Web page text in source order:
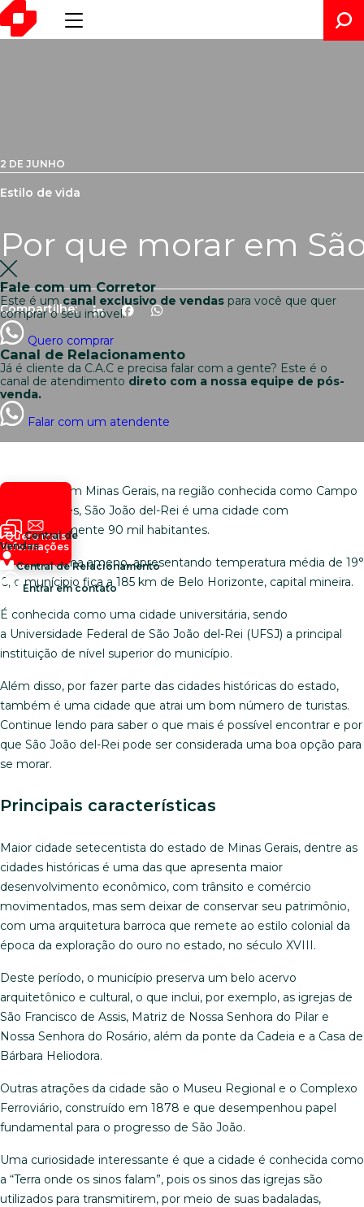
Fale com um Corretor
Este é umcanal exclusivo de vendas para você que quer
comprar o seu imóvel.
Quero comprar
Canal de Relacionamento
Já é cliente da C.A.C e precisa falar com a gente? Este é o
canal de atendimento direto com a nossa equipe de pós-
venda.
Falar com um atendente
Quero mais
informações
Central de
Vendas
Central de Relacionamento
Entrar em contato
2 DE JUNHO
Estilo de vida
Por que morar em
Compartilhe: LinkedInFacebookWhatsApp
Localizada em Minas Gerais, na região conhecida como Campo
das Vertentes, São João del-Rei é uma cidade com
aproximadamente 90 mil habitantes.
Com um clima ameno, apresentando temperatura média de 19°
C, o munícipio fica a 185 km de Belo Horizonte, capital mineira.
É conhecida como uma cidade universitária, sendo
a Universidade Federal de São João del-Rei (UFSJ) a principal
instituição de nível superior do município.
Além disso, por fazer parte das cidades históricas do estado,
também é uma cidade que atrai um bom número de turistas.
Continue lendo para saber o que mais é possível encontrar e por
que São João del-Rei pode ser considerada uma boa opção para
se morar.
Principais características
Maior cidade setecentista do estado de Minas Gerais, dentre as
cidades históricas é uma das que apresenta maior
desenvolvimento econômico, com trânsito e comércio
movimentados, mas sem deixar de conservar seu patrimônio,
com uma arquitetura barroca que remete ao estilo colonial da
época da exploração do ouro no estado, no século XVIII.
Deste período, o município preserva um belo acervo
arquitetônico e cultural, o que inclui, por exemplo, as igrejas de
São Francisco de Assis, Matriz de Nossa Senhora do Pilar e
Nossa Senhora do Rosário, além da ponte da Cadeia e a Casa de
Bárbara Heliodora.
Outras atrações da cidade são o Museu Regional e o Complexo
Ferroviário, construído em 1878 e que desempenhou papel
fundamental para o progresso de São João.
Uma curiosidade interessante é que a cidade é conhecida como
a “Terra onde os sinos falam”, pois os sinos das igrejas são
utilizados para transmitirem, por meio de suas badaladas,